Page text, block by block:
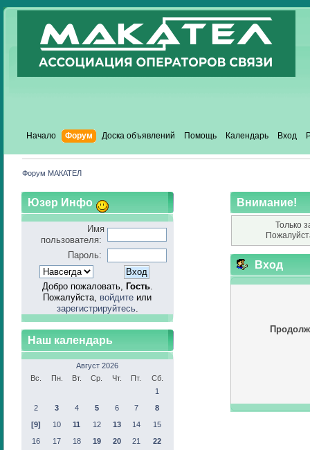
Начало Форум Доска объявлений Помощь Календарь Вход
Форум МАКАТЕЛ
Юзер Инфо
Имя
пользователя:
Пароль:
Добро пожаловать, Гость.
Пожалуйста, войдите или
зарегистрируйтесь.
Наш календарь
Август 2026
Вс.
Пн. Вт. Ср. Чт. Пт.
Сб.
1
2
3 4 5 6 7
8
[9]
10 11 12 13 14
15
16
17 18 19 20 21
22
Внимание!
Только
Вход